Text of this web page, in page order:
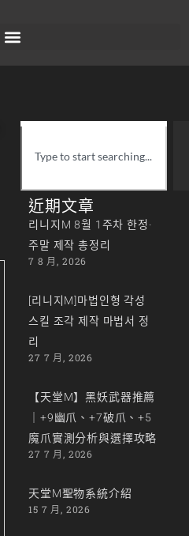
近期文章
리니지M 8월 1주차 한정·
주말 제작 총정리
7 8 月, 2026
[리니지M]마법인형 각성
스킬 조각 제작 마법서 정
리
27 7 月, 2026
【天堂M】黑妖武器推薦
｜+9幽爪、+7破爪、+5
魔爪實測分析與選擇攻略
27 7 月, 2026
天堂M聖物系統介紹
15 7 月, 2026